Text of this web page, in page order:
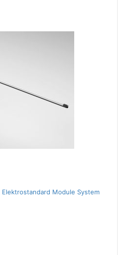
Module System